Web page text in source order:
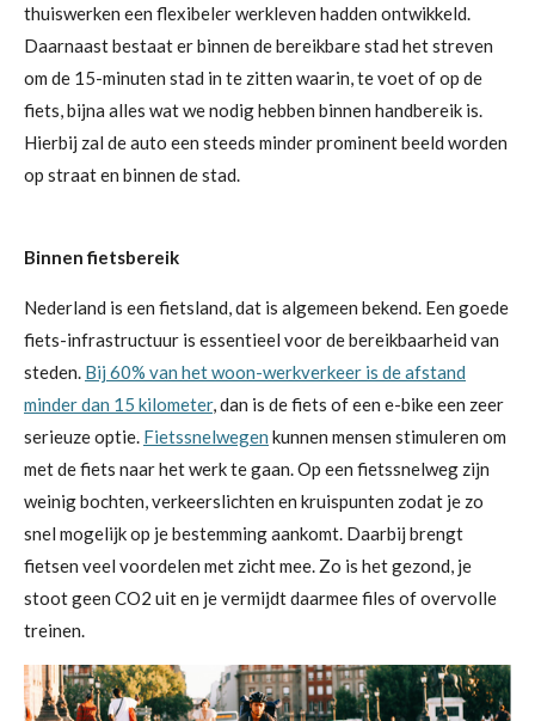
thuiswerken een flexibeler werkleven hadden ontwikkeld.
Daarnaast bestaat er binnen de bereikbare stad het streven
om de 15-minuten stad in te zitten waarin, te voet of op de
fiets, bijna alles wat we nodig hebben binnen handbereik is.
Hierbij zal de auto een steeds minder prominent beeld worden
op straat en binnen de stad.
Binnen fietsbereik
Nederland is een fietsland, dat is algemeen bekend. Een goede
fiets-infrastructuur is essentieel voor de bereikbaarheid van
steden. Bij 60% van het woon-werkverkeer is de afstand
minder dan 15 kilometer, dan is de fiets of een e-bike een zeer
serieuze optie. Fietssnelwegen kunnen mensen stimuleren om
met de fiets naar het werk te gaan. Op een fietssnelweg zijn
weinig bochten, verkeerslichten en kruispunten zodat je zo
snel mogelijk op je bestemming aankomt. Daarbij brengt
fietsen veel voordelen met zicht mee. Zo is het gezond, je
stoot geen CO2 uit en je vermijdt daarmee files of overvolle
treinen.